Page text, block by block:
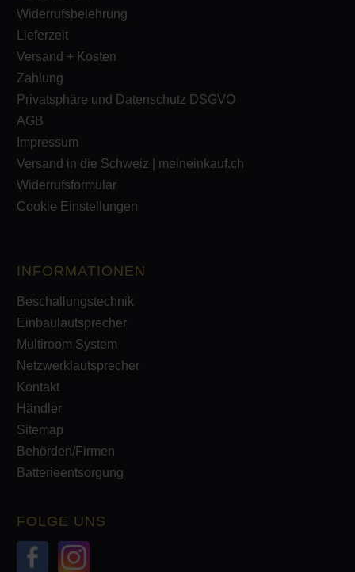
Widerrufsbelehrung
Lieferzeit
Versand + Kosten
Zahlung
Privatsphäre und Datenschutz DSGVO
AGB
Impressum
Versand in die Schweiz | meineinkauf.ch
Widerrufsformular
Cookie Einstellungen
INFORMATIONEN
Beschallungstechnik
Einbaulautsprecher
Multiroom System
Netzwerklautsprecher
Kontakt
Händler
Sitemap
Behörden/Firmen
Batterieentsorgung
FOLGE UNS